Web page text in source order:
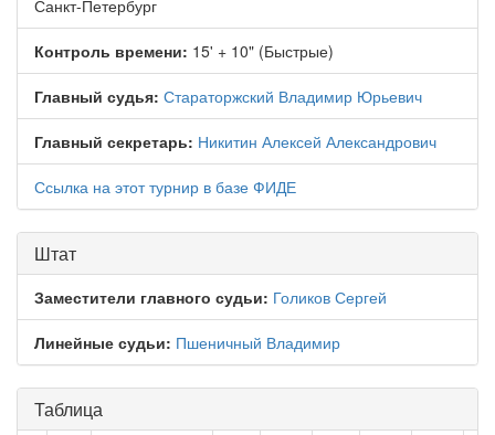
Санкт-Петербург
Контроль времени: 15' + 10" (Быстрые)
Главный судья: Стараторжский Владимир Юрьевич
Главный секретарь: Никитин Алексей Александрович
Ссылка на этот турнир в базе ФИДЕ
Штат
Заместители главного судьи: Голиков Сергей
Линейные судьи: Пшеничный Владимир
Таблица